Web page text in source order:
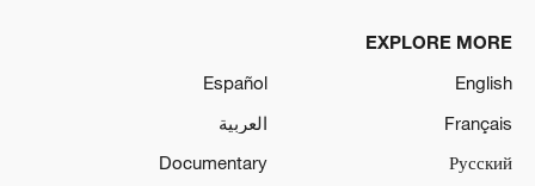
EXPLORE MORE
English
Español
Français
العربية
Русский
Documentary